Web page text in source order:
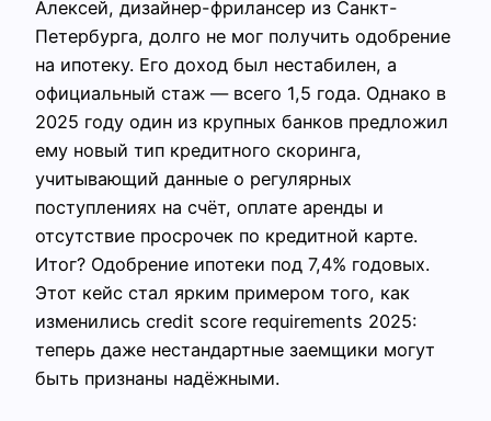
Алексей, дизайнер-фрилансер из Санкт-
Петербурга, долго не мог получить одобрение
на ипотеку. Его доход был нестабилен, а
официальный стаж — всего 1,5 года. Однако в
2025 году один из крупных банков предложил
ему новый тип кредитного скоринга,
учитывающий данные о регулярных
поступлениях на счёт, оплате аренды и
отсутствие просрочек по кредитной карте.
Итог? Одобрение ипотеки под 7,4% годовых.
Этот кейс стал ярким примером того, как
изменились credit score requirements 2025:
теперь даже нестандартные заемщики могут
быть признаны надёжными.